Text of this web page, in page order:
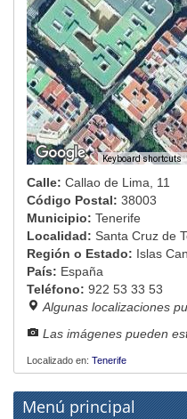
Keyboard shortcuts
Calle: Callao de Lima, 11
Código Postal: 38003
Municipio: Tenerife
Localidad: Santa Cruz de
Región o Estado: Islas
País: España
Teléfono: 922 53 33 53
Algunas localizaciones
Las imágenes pueden
Localizado en: Tenerife
Menú principal